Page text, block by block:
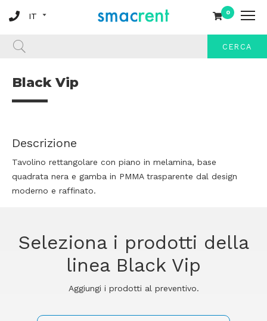
0
CERCA
Black Vip
Descrizione
Tavolino rettangolare con piano in melamina, base
quadrata nera e gamba in PMMA trasparente dal design
moderno e raffinato.
Seleziona i prodotti della
linea Black Vip
Aggiungi i prodotti al preventivo.